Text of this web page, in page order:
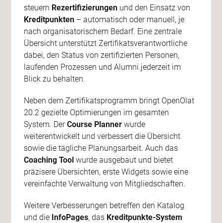
steuern Rezertifizierungen und den Einsatz von
Kreditpunkten – automatisch oder manuell, je
nach organisatorischem Bedarf. Eine zentrale
Übersicht unterstützt Zertifikatsverantwortliche
dabei, den Status von zertifizierten Personen,
laufenden Prozessen und Alumni jederzeit im
Blick zu behalten.
Neben dem Zertifikatsprogramm bringt OpenOlat
20.2 gezielte Optimierungen im gesamten
System. DerCourse Planner wurde
weiterentwickelt und verbessert die Übersicht
sowie die tägliche Planungsarbeit. Auch das
Coaching Tool wurde ausgebaut und bietet
präzisere Übersichten, erste Widgets sowie eine
vereinfachte Verwaltung von Mitgliedschaften.
Weitere Verbesserungen betreffen den Katalog
und die InfoPages, das Kreditpunkte-System